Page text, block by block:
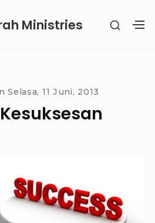
Ministries
SHOW
Selasa, 11 Juni, 2013